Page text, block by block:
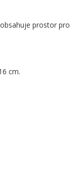
prostor pro
cm.